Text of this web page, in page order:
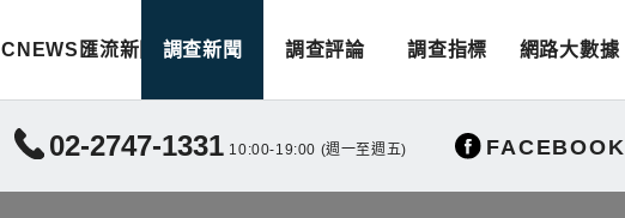
CNEWS匯流新聞 調查新聞 調查評論 調查指標 網路大數據
02-2747-1331 10:00-19:00 (週一至週五) FACEBOOK